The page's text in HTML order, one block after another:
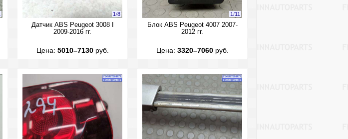
1/8
Датчик ABS Peugeot 3008 I
2009-2016 гг.
Цена: 5010–7130руб.
1/11
Блок ABS Peugeot 4007 2007-
2012 гг.
Цена: 3320–7060руб.